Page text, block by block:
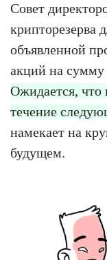
Совет
крипторезерва
объявленной
акций на сумму
Ожидается, что
течение
намекает на
будущем.